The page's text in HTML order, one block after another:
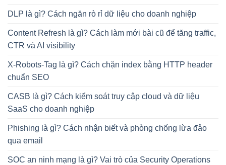
DLP là gì? Cách ngăn rò rỉ dữ liệu cho doanh nghiệp
Content Refresh là gì? Cách làm mới bài cũ để tăng traffic,
CTR và AI visibility
X-Robots-Tag là gì? Cách chặn index bằng HTTP header
chuẩn SEO
CASB là gì? Cách kiểm soát truy cập cloud và dữ liệu
SaaS cho doanh nghiệp
Phishing là gì? Cách nhận biết và phòng chống lừa đảo
qua email
SOC an ninh mạng là gì? Vai trò của Security Operations